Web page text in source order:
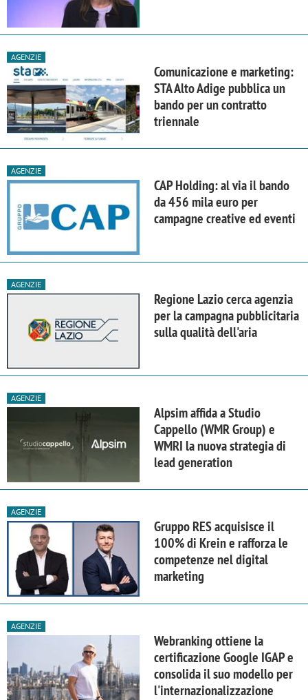
AGENZIE
Comunicazione e marketing:
STA Alto Adige pubblica un
bando per un contratto
triennale
AGENZIE
CAP Holding: al via il bando
da 456 mila euro per
campagne creative ed eventi
AGENZIE
Regione Lazio cerca agenzia
per la campagna pubblicitaria
sulla qualità dell'aria
AGENZIE
Alpsim affida a Studio
Cappello (WMR Group) e
WMRI la nuova strategia di
lead generation
AGENZIE
Gruppo RES acquisisce il
100% di Krein e rafforza le
competenze nel digital
marketing
AGENZIE
Webranking ottiene la
certificazione Google IGAP e
consolida il suo modello per
l'internazionalizzazione